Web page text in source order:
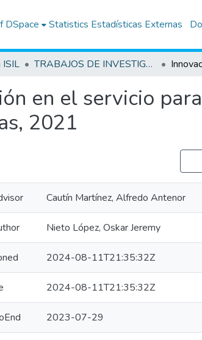
DSpace Statistics Estadísticas Externas
ISIL TRABAJOS DE INVESTIGACIÓN
en el servicio
2021
Cautín Martínez, Alfredo Antenor
Nieto López, Oskar Jeremy
2024-08-11T21:35:32Z
2024-08-11T21:35:32Z
2023-07-29